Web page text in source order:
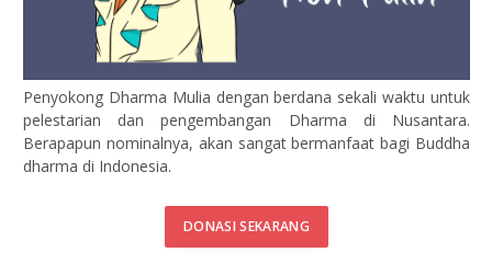
Penyokong Dharma Mulia dengan berdana sekali waktu untuk
pelestarian dan pengembangan Dharma di Nusantara.
Berapapun nominalnya, akan sangat bermanfaat bagi Buddha
dharma di Indonesia.
DONASI SEKARANG